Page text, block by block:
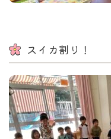
スイカ割り！